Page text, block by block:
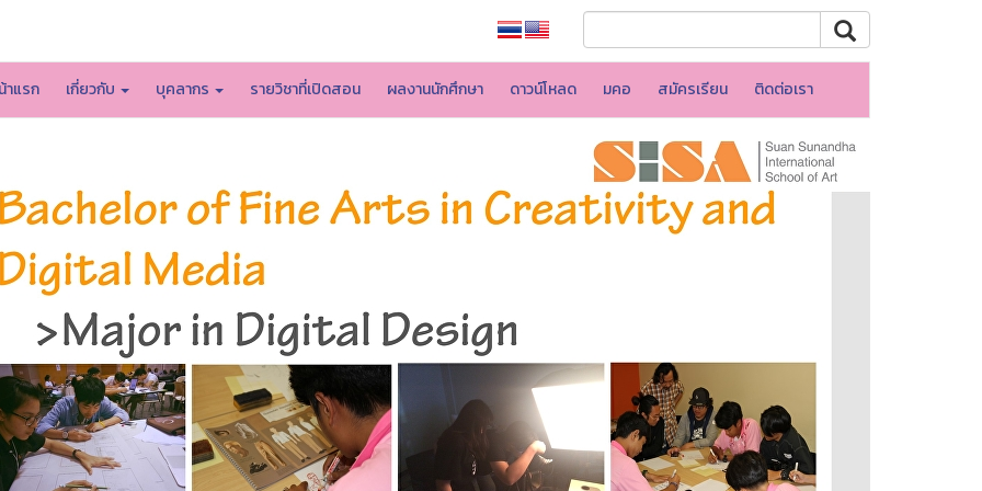
าแรก เกี่ยวกับ บุคลากร รายวิชาที่เปิดสอน ผลงานนักศึกษา ดาวน์โหลด มคอ สมัครเรียน ติดต่อเรา